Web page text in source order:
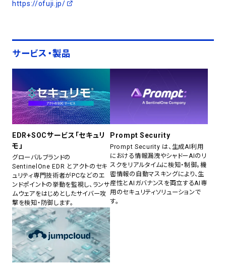
https://ofuji.jp/
サービス・製品
EDR+SOCサービス「セキュリ
モ」
グローバルブランドの
SentinelOne EDR とアクトのセキ
ュリティ専門技術者がPCなどのエ
ンドポイントの挙動を監視し、ランサ
ムウェアをはじめとしたサイバー攻
撃を検知・防御します。
Prompt Security
Prompt Security は、生成AI利用
における情報漏洩やシャドーAIのリ
スクをリアルタイムに検知・制御。機
密情報の自動マスキングにより、生
産性とAIガバナンスを両立するAI専
用のセキュリティソリューションで
す。